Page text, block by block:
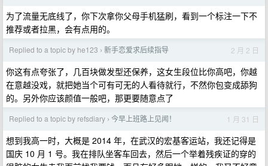
为了流量无底线了，你下次拿你父母手机猛刷，看到一个标注一下不
推荐或者拉黑，会有点用的。
Replied to a topic by he123 › 新手恋爱求后续指导 2 月 2 日
你这有点夸张了，几百块做发型还保养，这女生段位比你高吧，你越
在意越没戏，就把她当个可有可无的人看待就行，不然你包变成舔狗
的。另外你应该颜值一般吧，那更要随意点了
Replied to a topic by refsdiary › 今早上班路上见闻！ 1 月 31 日
想到我高一时，大概是 2014 年，在武汉的宏基客运站，我还记得是
国庆 10 月 1 号。我在排队坐客车回去，然后一个举着残疾证的穿的